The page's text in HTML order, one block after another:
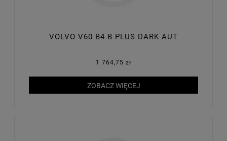
VOLVO V60 B4 B PLUS DARK AUT
1 764,75 zł
ZOBACZ WIĘCEJ